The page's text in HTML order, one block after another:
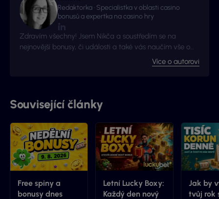
Redaktorka · Specialistka v oblasti casino
bonusů a expertka na casino hry
Zdravím všechny! Jsem Nikča a soustředím se na
nejnovější bonusy, či události a také vás naučím vše o
Více o autorovi
Související články
Free spiny a
bonusy dnes
Letní Lucky Boxy:
Každý den nový
Jak by
tvůj rok